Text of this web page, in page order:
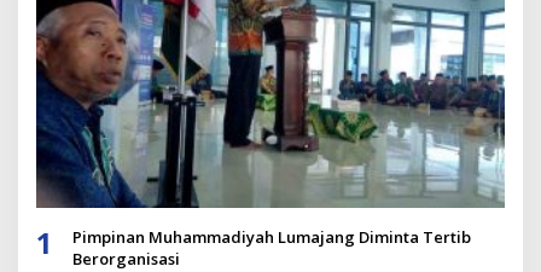
1
Pimpinan Muhammadiyah Lumajang Diminta Tertib
Berorganisasi